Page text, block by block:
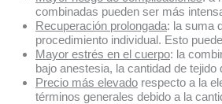
combinadas pueden ser más
Recuperación prolongada: la suma
procedimiento individual. Esto
Mayor estrés en el cuerpo: la
bajo anestesia, la cantidad de
Precio más elevado respecto a la
términos generales debido a la